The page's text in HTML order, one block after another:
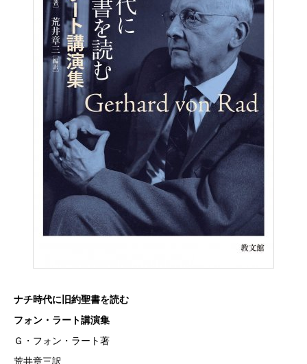
ナチ時代に旧約聖書を読む
フォン・ラート講演集
Ｇ・フォン・ラート著
荒井章三訳